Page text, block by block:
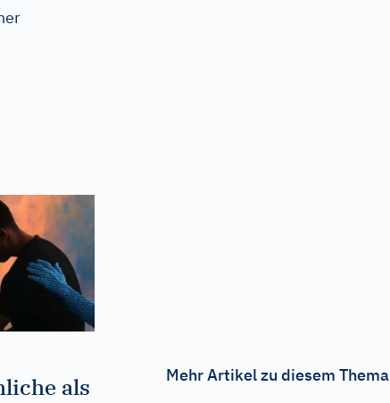
als
Mehr Artikel zu diesem Thema